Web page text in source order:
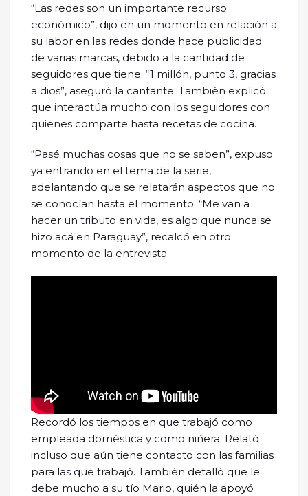
“Las redes son un importante recurso
económico”, dijo en un momento en relación a
su labor en las redes donde hace publicidad
de varias marcas, debido a la cantidad de
seguidores que tiene; “1 millón, punto 3, gracias
a dios”, aseguró la cantante. También explicó
que interactúa mucho con los seguidores con
quienes comparte hasta recetas de cocina.
“Pasé muchas cosas que no se saben”, expuso
ya entrando en el tema de la serie,
adelantando que se relatarán aspectos que no
se conocían hasta el momento. “Me van a
hacer un tributo en vida, es algo que nunca se
hizo acá en Paraguay”, recalcó en otro
momento de la entrevista.
Recordó los tiempos en que trabajó como
empleada doméstica y como niñera. Relató
incluso que aún tiene contacto con las familias
para las que trabajó. También detalló que le
debe mucho a su tío Mario, quién la apoyó